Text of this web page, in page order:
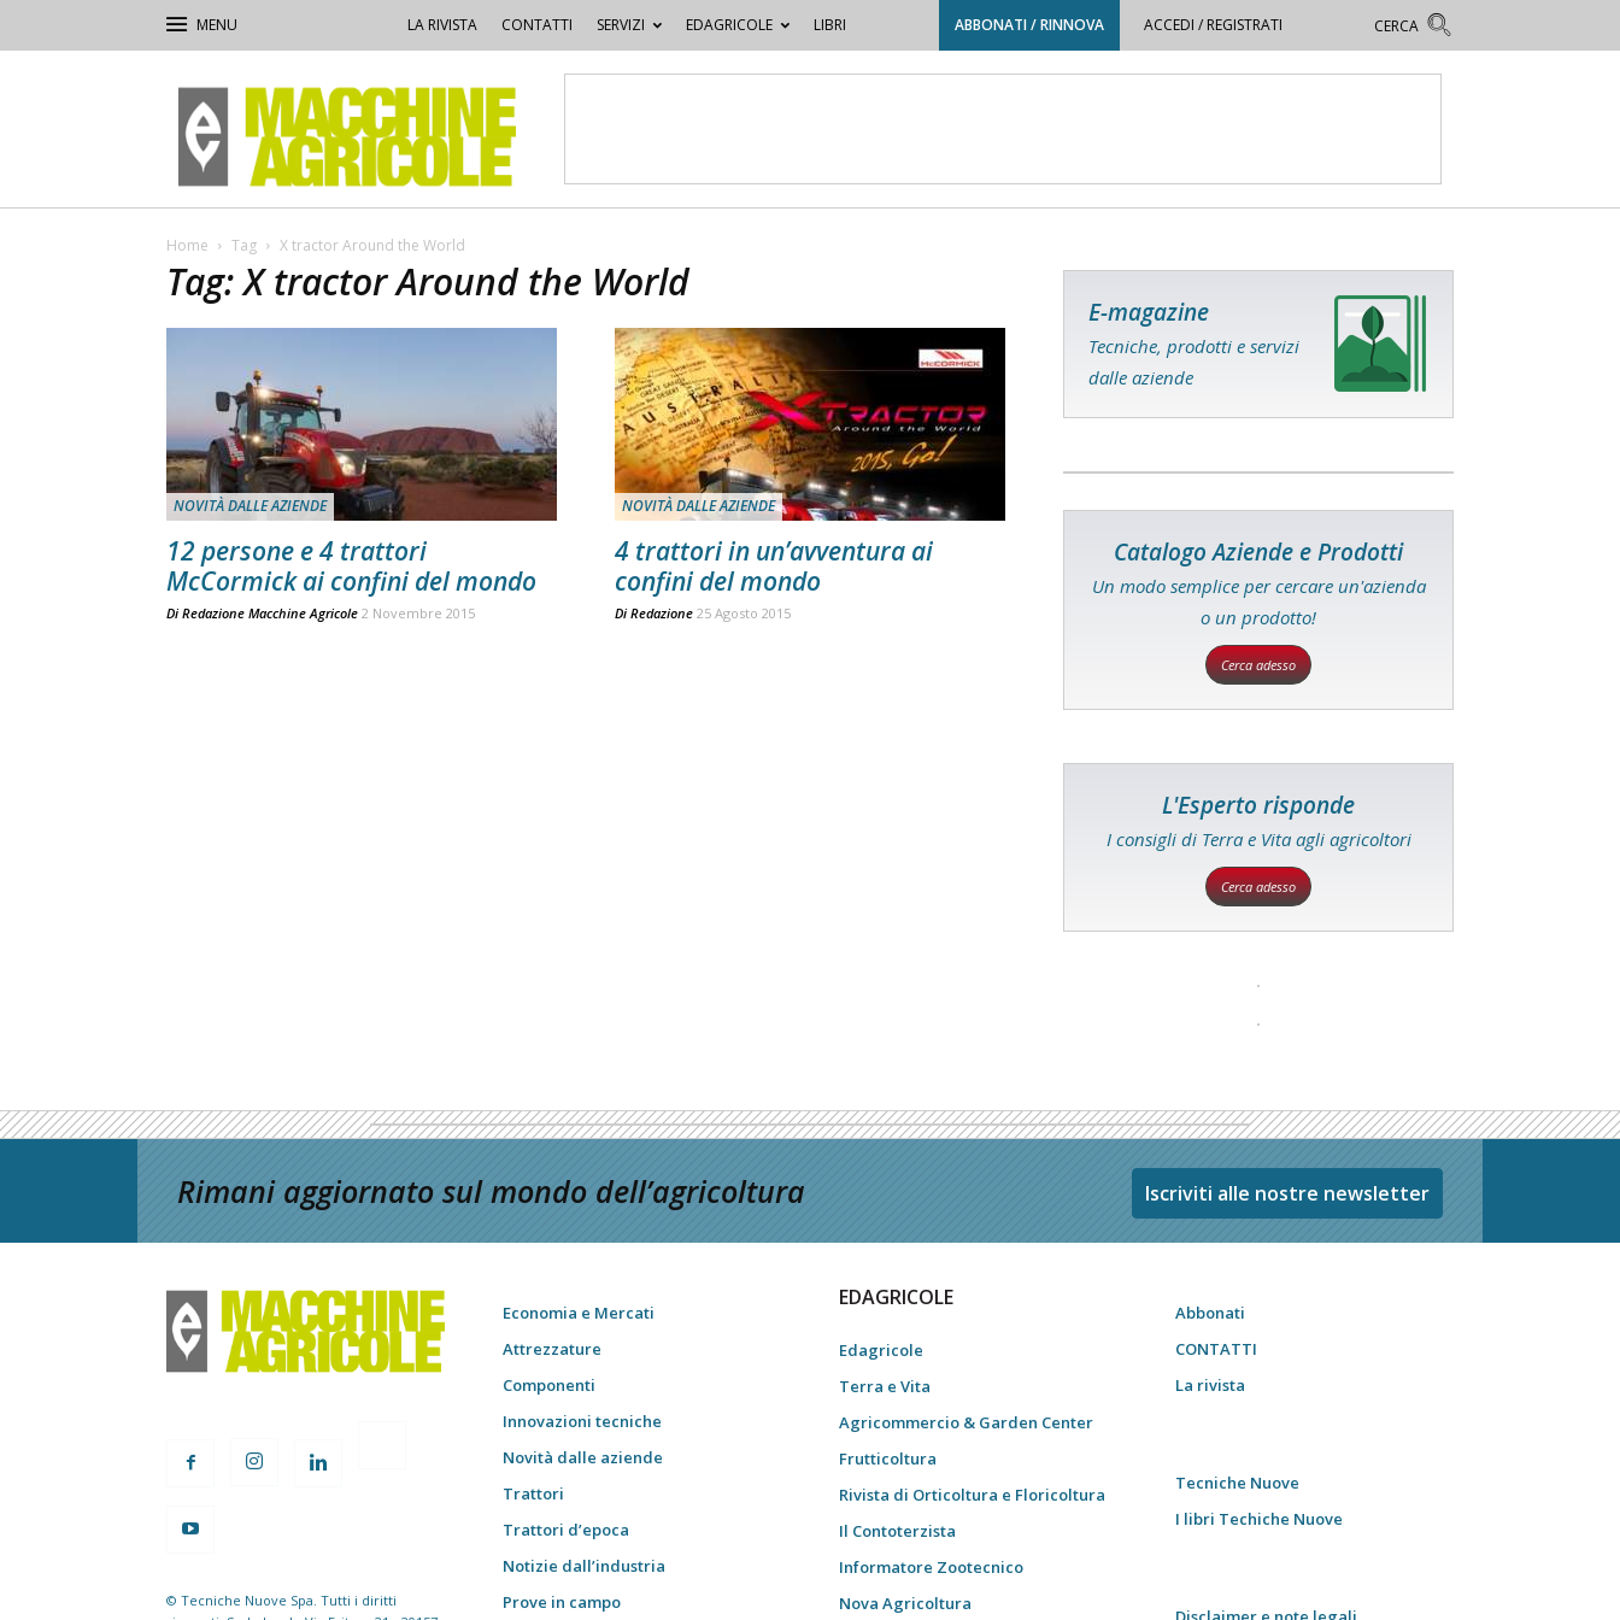
LA RIVISTA CONTATTI SERVIZI EDAGRICOLE LIBRI ABBONATI / RINNOVA ACCEDI / REGISTRATI
Macchine
Agricole
Home Tag X tractor Around the World
Tag: X tractor Around the World
NOVITÀ DALLE AZIENDE
12 persone e 4 trattori
McCormick ai confini del mondo
Di Redazione Macchine Agricole 2 Novembre 2015
NOVITÀ DALLE AZIENDE
4 trattori in un’avventura ai
confini del mondo
Di Redazione 25 Agosto 2015
E-magazine
Tecniche, prodotti e servizi
dalle aziende
Catalogo Aziende e Prodotti
Un modo semplice per cercare un'azienda
o un prodotto!
Cerca adesso
L'Esperto risponde
I consigli di Terra e Vita agli agricoltori
Cerca adesso
Rimani aggiornato sul mondo dell’agricoltura Iscriviti alle nostre newsletter
© Tecniche Nuove Spa. Tutti i diritti
Economia e Mercati
Attrezzature
Componenti
Innovazioni tecniche
Novità dalle aziende
Trattori
Trattori d’epoca
Notizie dall’industria
Prove in campo
EDAGRICOLE
Edagricole
Terra e Vita
Agricommercio & Garden Center
Frutticoltura
Rivista di Orticoltura e Floricoltura
Il Contoterzista
Informatore Zootecnico
Nova Agricoltura
Abbonati
CONTATTI
La rivista
Tecniche Nuove
I libri Techiche Nuove